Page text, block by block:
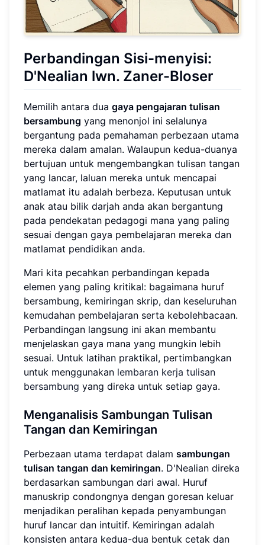
Perbandingan Sisi-menyisi:
D'Nealian lwn. Zaner-Bloser
Memilih antara dua gaya pengajaran tulisan
bersambung yang menonjol ini selalunya
bergantung pada pemahaman perbezaan utama
mereka dalam amalan. Walaupun kedua-duanya
bertujuan untuk mengembangkan tulisan tangan
yang lancar, laluan mereka untuk mencapai
matlamat itu adalah berbeza. Keputusan untuk
anak atau bilik darjah anda akan bergantung
pada pendekatan pedagogi mana yang paling
sesuai dengan gaya pembelajaran mereka dan
matlamat pendidikan anda.
Mari kita pecahkan perbandingan kepada
elemen yang paling kritikal: bagaimana huruf
bersambung, kemiringan skrip, dan keseluruhan
kemudahan pembelajaran serta kebolehbacaan.
Perbandingan langsung ini akan membantu
menjelaskan gaya mana yang mungkin lebih
sesuai. Untuk latihan praktikal, pertimbangkan
untuk menggunakan lembaran kerja tulisan
bersambung yang direka untuk setiap gaya.
Menganalisis Sambungan Tulisan
Tangan dan Kemiringan
Perbezaan utama terdapat dalam sambungan
tulisan tangan dan kemiringan. D'Nealian direka
berdasarkan sambungan dari awal. Huruf
manuskrip condongnya dengan goresan keluar
menjadikan peralihan kepada penyambungan
huruf lancar dan intuitif. Kemiringan adalah
konsisten antara kedua-dua bentuk cetak dan